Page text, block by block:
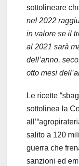
sottolineare
nel 2022
in valore se il
al 2021 sarà
dell’anno,
otto mesi
Le ricette
sottolinea la
salito a 120
guerra che
sanzioni ed